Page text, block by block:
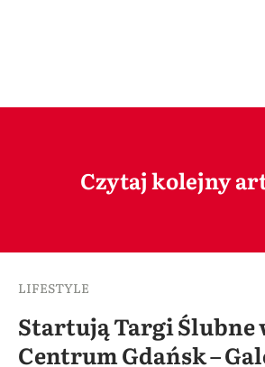
Czytaj kolejny
LIFESTYLE
Startują Targi Ślubne
Centrum Gdańsk –